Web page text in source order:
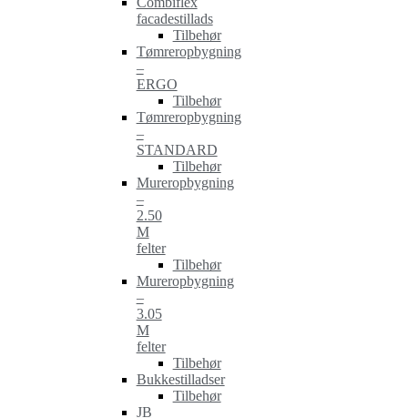
facadestillads
Tilbehør
Tømreropbygning
–
ERGO
Tilbehør
Tømreropbygning
–
STANDARD
Tilbehør
Mureropbygning
–
2.50
M
felter
Tilbehør
Mureropbygning
–
3.05
M
felter
Tilbehør
Bukkestilladser
Tilbehør
JB